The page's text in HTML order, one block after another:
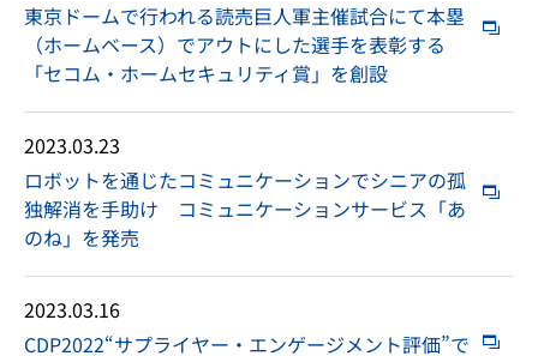
東京ドームで行われる読売巨人軍主催試合にて本塁
（ホームベース）でアウトにした選手を表彰する
「セコム・ホームセキュリティ賞」を創設
2023.03.23
ロボットを通じたコミュニケーションでシニアの孤
独解消を手助け コミュニケーションサービス「あ
のね」を発売
2023.03.16
CDP2022“サプライヤー・エンゲージメント評価”で